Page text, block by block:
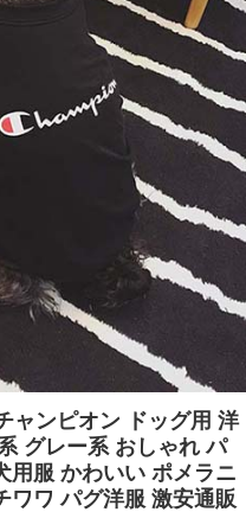
ャンピオン ドッグ用 洋
グレー系 おしゃれ パ
用服 かわいい ポメラニ
ワワ パグ洋服 激安通販